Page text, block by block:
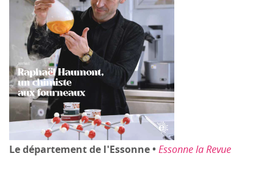
Le département de l'Essonne •Essonne la Revue